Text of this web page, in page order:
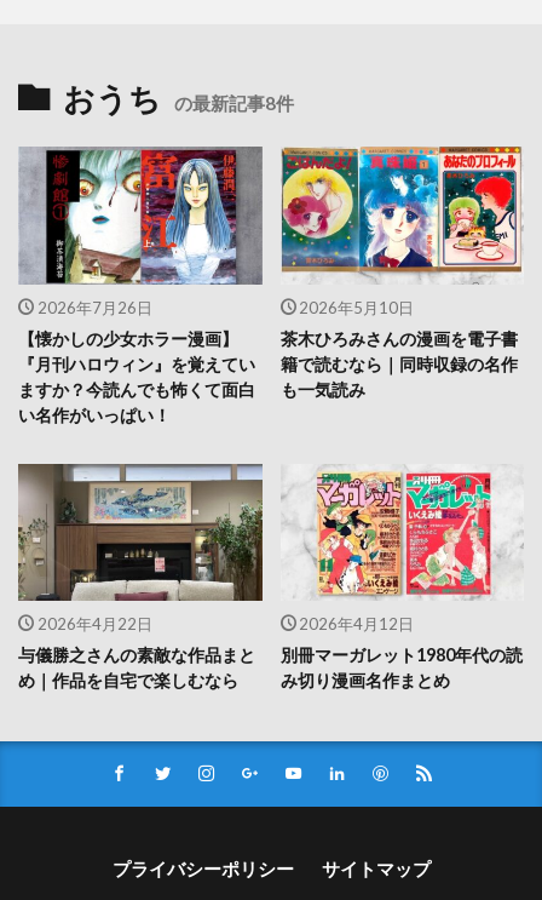
おうち の最新記事8件
2026年7月26日
【懐かしの少女ホラー漫画】
『月刊ハロウィン』を覚えてい
ますか？今読んでも怖くて面白
い名作がいっぱい！
2026年5月10日
茶木ひろみさんの漫画を電子書
籍で読むなら｜同時収録の名作
も一気読み
2026年4月22日
与儀勝之さんの素敵な作品まと
め｜作品を自宅で楽しむなら
2026年4月12日
別冊マーガレット1980年代の読
み切り漫画名作まとめ
プライバシーポリシー サイトマップ